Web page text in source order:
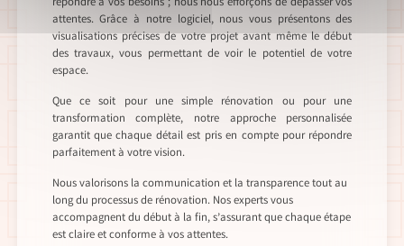
attentes. Grâce à notre logiciel, nous vous présentons des
visualisations précises de votre projet avant même le début
des travaux, vous permettant de voir le potentiel de votre
espace.
Que ce soit pour une simple rénovation ou pour une
transformation complète, notre approche personnalisée
garantit que chaque détail est pris en compte pour répondre
parfaitement à votre vision.
Nous valorisons la communication et la transparence tout au
long du processus de rénovation. Nos experts vous
accompagnent du début à la fin, s’assurant que chaque étape
est claire et conforme à vos attentes.